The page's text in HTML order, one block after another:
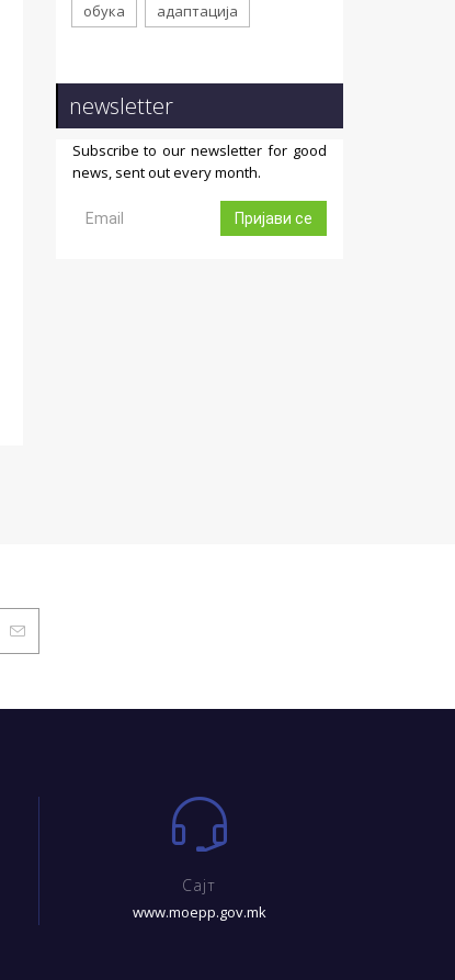
обука адаптација
newsletter
Subscribe to our newsletter for good
news, sent out every month.
Пријави се
Сајт
www.moepp.gov.mk